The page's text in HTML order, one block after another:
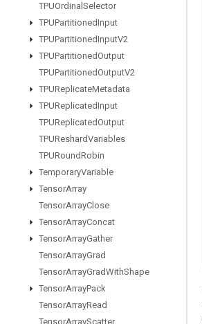
TPUOrdinal Selector
TPUPartitionedInput
TPUPartitionedInputV2
TPUPartitionedOutput
TPUPartitionedOutputV2
TPUReplicateMetadata
TPUReplicatedInput
TPUReplicatedOutput
TPUReshardVariables
TPURoundRobin
TemporaryVariable
TensorArray
TensorArrayClose
TensorArrayConcat
TensorArrayGather
TensorArrayGrad
TensorArrayGradWithShape
TensorArrayPack
TensorArrayRead
TensorArrayScatter